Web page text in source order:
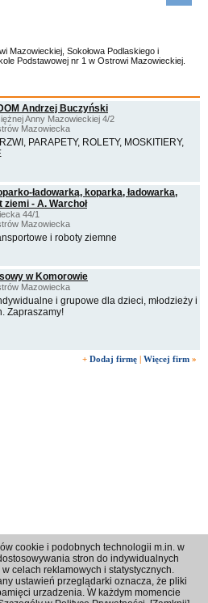
Mazowieckiej, Sokołowa Podlaskiego i
Podstawowej nr 1 w Ostrowi Mazowieckiej.
Andrzej Buczyński
Anny Mazowieckiej 4/2
Mazowiecka
PARAPETY, ROLETY, MOSKITIERY,
ładowarką, koparka, ładowarka,
- A. Warchoł
44/1
Mazowiecka
i roboty ziemne
w Komorowie
Mazowiecka
i grupowe dla dzieci, młodzieży i
Zapraszamy!
+ Dodaj firmę | Więcej firm »
prywatności|Reklama|Kontakt
cookie i podobnych technologii m.in. w
stron do indywidualnych
celach reklamowych i statystycznych.
ustawień przeglądarki oznacza, że pliki
urzadzenia. W każdym momencie